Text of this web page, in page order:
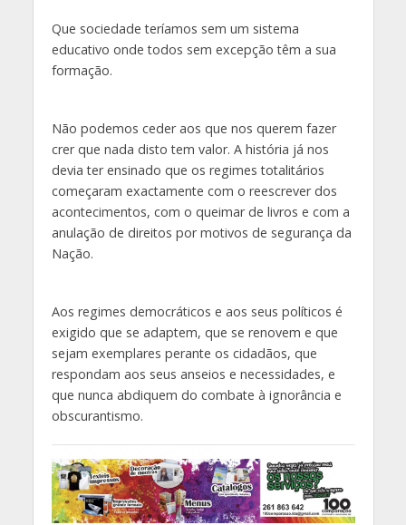
Que sociedade teríamos sem um sistema
educativo onde todos sem excepção têm a sua
formação.
Não podemos ceder aos que nos querem fazer
crer que nada disto tem valor. A história já nos
devia ter ensinado que os regimes totalitários
começaram exactamente com o reescrever dos
acontecimentos, com o queimar de livros e com a
anulação de direitos por motivos de segurança da
Nação.
Aos regimes democráticos e aos seus políticos é
exigido que se adaptem, que se renovem e que
sejam exemplares perante os cidadãos, que
respondam aos seus anseios e necessidades, e
que nunca abdiquem do combate à ignorância e
obscurantismo.